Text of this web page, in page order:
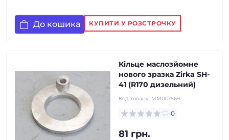
До кошика КУПИТИ У РОЗСТРОЧКУ
Кільце маслозйомне
нового зразка Zirka SH-
41 (R170 дизельний)
Код товару: MM001569
0
81 грн.